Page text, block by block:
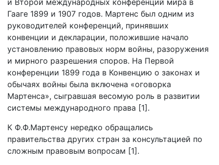
и Второй международных конференций мира в
Гааге 1899 и 1907 годов. Мартенс был одним из
руководителей конференций, принявших
конвенции и декларации, положившие начало
установлению правовых норм войны, разоружения
и мирного разрешения споров. На Первой
конференции 1899 года в Конвенцию о законах и
обычаях войны была включена «оговорка
Мартенса», сыгравшая весомую роль в развитии
системы международного права [1].
К Ф.Ф.Мартенсу нередко обращались
правительства других стран за консультацией по
сложным правовым вопросам [1].